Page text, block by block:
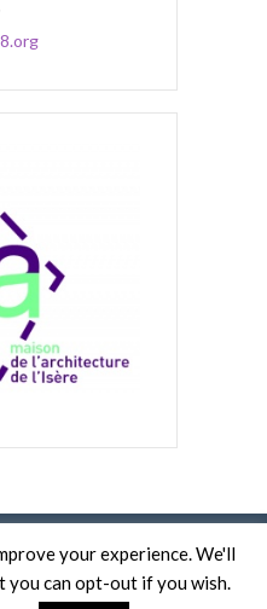
HEOL SICARD.
DE L'ARCHITECTURE DE
your experience. We'll
you can opt-out if you wish.